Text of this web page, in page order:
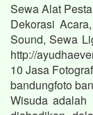
Sewa Alat
Dekorasi
Sound, Sewa
http://
10 Jasa
bandungfoto
Wisuda adalah